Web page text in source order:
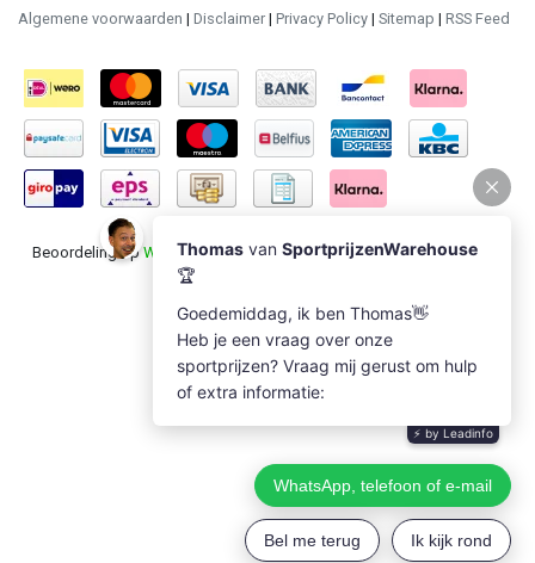
Algemene voorwaarden | Disclaimer | Privacy Policy | Sitemap | RSS Feed
Beoordeling opWebwinkel Keurvoor Sportprijzenwarehouse: 9.5/10
(1235 beoordelingen)